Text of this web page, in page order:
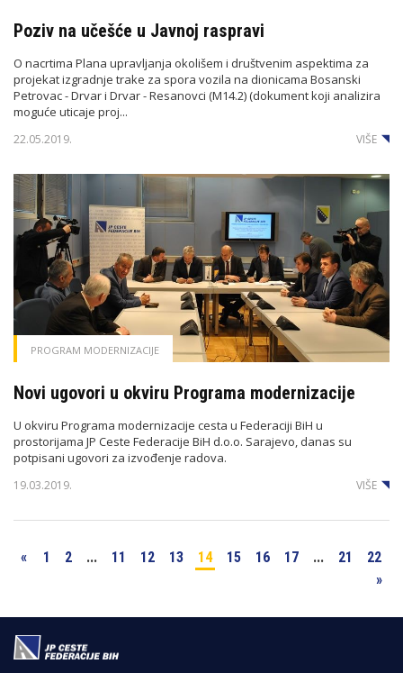
Poziv na učešće u Javnoj raspravi
O nacrtima Plana upravljanja okolišem i društvenim aspektima za
projekat izgradnje trake za spora vozila na dionicama Bosanski
Petrovac - Drvar i Drvar - Resanovci (M14.2) (dokument koji analizira
moguće uticaje proj...
22.05.2019. VIŠE
PROGRAM MODERNIZACIJE
Novi ugovori u okviru Programa modernizacije
U okviru Programa modernizacije cesta u Federaciji BiH u
prostorijama JP Ceste Federacije BiH d.o.o. Sarajevo, danas su
potpisani ugovori za izvođenje radova.
19.03.2019. VIŠE
« 1 2 ... 11 12 13 14 15 16 17 ... 21
22
»